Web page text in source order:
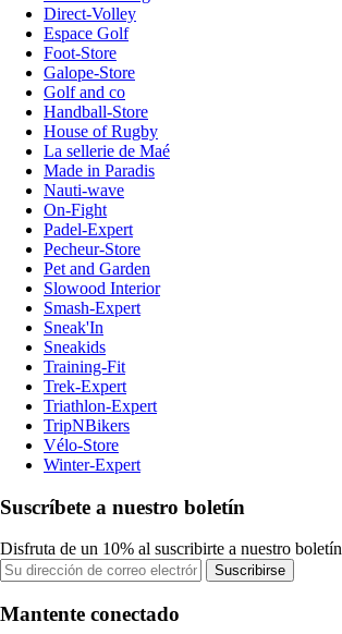
Direct-Volley
Espace Golf
Foot-Store
Galope-Store
Golf and co
Handball-Store
House of Rugby
La sellerie de Maé
Made in Paradis
Nauti-wave
On-Fight
Padel-Expert
Pecheur-Store
Pet and Garden
Slowood Interior
Smash-Expert
Sneak'In
Sneakids
Training-Fit
Trek-Expert
Triathlon-Expert
TripNBikers
Vélo-Store
Winter-Expert
Suscríbete a nuestro boletín
Disfruta de un 10% al suscribirte a nuestro boletín
Suscribirse
Mantente conectado